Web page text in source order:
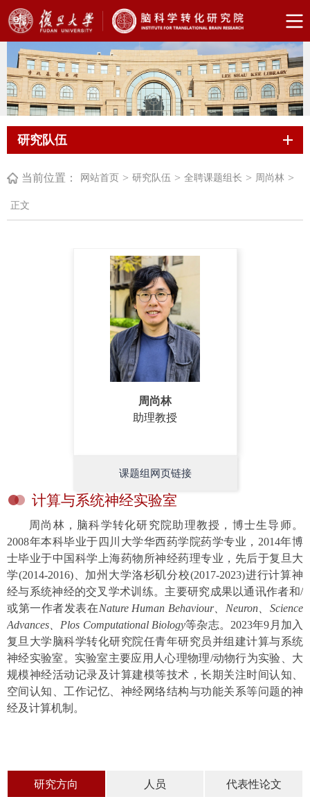
研究队伍
当前位置： 网站首页 > 研究队伍 > 全聘课题组长 > 周尚林 >
正文
周尚林
助理教授
课题组网页链接
计算与系统神经实验室
周尚林，脑科学转化研究院助理教授，博士生导师。
2008年本科毕业于四川大学华西药学院药学专业，2014年博
士毕业于中国科学上海药物所神经药理专业，先后于复旦大
学(2014-2016)、加州大学洛杉矶分校(2017-2023)进行计算神
经与系统神经的交叉学术训练。主要研究成果以通讯作者和/
或第一作者发表在Nature Human Behaviour、Neuron、Science
Advances、Plos Computational Biology等杂志。2023年9月加入
复旦大学脑科学转化研究院任青年研究员并组建计算与系统
神经实验室。实验室主要应用人心理物理/动物行为实验、大
规模神经活动记录及计算建模等技术，长期关注时间认知、
空间认知、工作记忆、神经网络结构与功能关系等问题的神
经及计算机制。
研究方向 人员 代表性论文